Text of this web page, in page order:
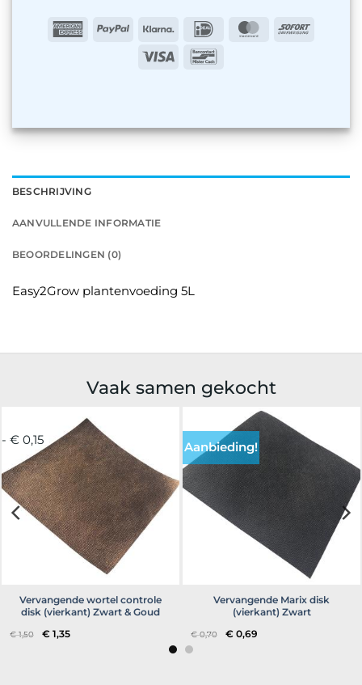
BESCHRIJVING
AANVULLENDE INFORMATIE
BEOORDELINGEN (0)
Easy2Grow plantenvoeding 5L
AmericanPayPal Klarna IDeal MasterCard
Sofort
Visa
Vaak samen gekocht
- € 0,15
Vervangende wortel controle
disk (vierkant) Zwart & Goud
€1,50 Oorspronkelijke
prijs
€ 1,35Huidige
Aanbieding!
Vervangende Marix disk
(vierkant) Zwart
€0,70 Oorspronkelijke
prijs
€ 0,69